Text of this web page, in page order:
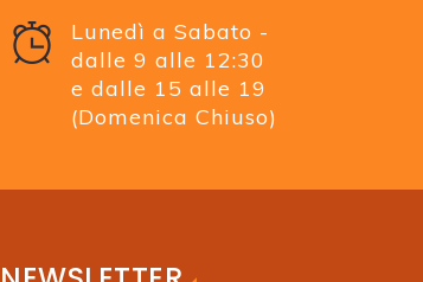
Lunedì a Sabato -
dalle 9 alle 12:30
e dalle 15 alle 19
(Domenica Chiuso)